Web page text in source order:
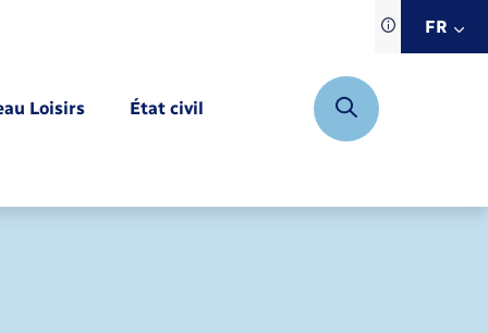
Traduction
siteFR
Loisirs État civil